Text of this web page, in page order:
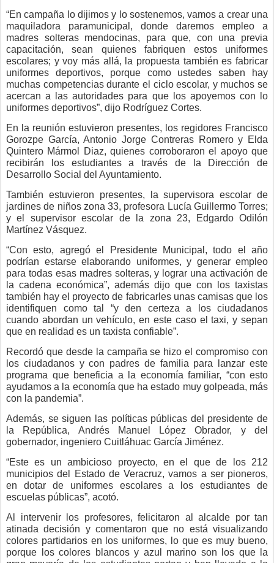
“En campaña lo dijimos y lo sostenemos, vamos a crear una
maquiladora paramunicipal, donde daremos empleo a
madres solteras mendocinas, para que, con una previa
capacitación, sean quienes fabriquen estos uniformes
escolares; y voy más allá, la propuesta también es fabricar
uniformes deportivos, porque como ustedes saben hay
muchas competencias durante el ciclo escolar, y muchos se
acercan a las autoridades para que los apoyemos con lo
uniformes deportivos”, dijo Rodríguez Cortes.
En la reunión estuvieron presentes, los regidores Francisco
Gorozpe García, Antonio Jorge Contreras Romero y Elda
Quintero Mármol Diaz, quienes corroboraron el apoyo que
recibirán los estudiantes a través de la Dirección de
Desarrollo Social del Ayuntamiento.
También estuvieron presentes, la supervisora escolar de
jardines de niños zona 33, profesora Lucía Guillermo Torres;
y el supervisor escolar de la zona 23, Edgardo Odilón
Martínez Vásquez.
“Con esto, agregó el Presidente Municipal, todo el año
podrían estarse elaborando uniformes, y generar empleo
para todas esas madres solteras, y lograr una activación de
la cadena económica”, además dijo que con los taxistas
también hay el proyecto de fabricarles unas camisas que los
identifiquen como tal “y den certeza a los ciudadanos
cuando abordan un vehículo, en este caso el taxi, y sepan
que en realidad es un taxista confiable”.
Recordó que desde la campaña se hizo el compromiso con
los ciudadanos y con padres de familia para lanzar este
programa que beneficia a la economía familiar, “con esto
ayudamos a la economía que ha estado muy golpeada, más
con la pandemia”.
Además, se siguen las políticas públicas del presidente de
la República, Andrés Manuel López Obrador, y del
gobernador, ingeniero Cuitláhuac García Jiménez.
“Este es un ambicioso proyecto, en el que de los 212
municipios del Estado de Veracruz, vamos a ser pioneros,
en dotar de uniformes escolares a los estudiantes de
escuelas públicas”, acotó.
Al intervenir los profesores, felicitaron al alcalde por tan
atinada decisión y comentaron que no está visualizando
colores partidarios en los uniformes, lo que es muy bueno,
porque los colores blancos y azul marino son los que la